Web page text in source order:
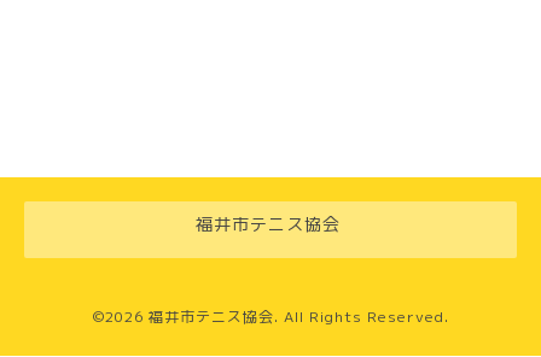
福井市テニス協会
©2026 福井市テニス協会. All Rights Reserved.